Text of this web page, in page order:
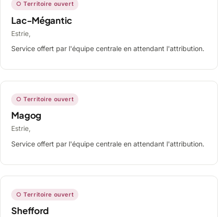
○ Territoire ouvert
Lac-Mégantic
Estrie,
Service offert par l'équipe centrale en attendant l'attribution.
○ Territoire ouvert
Magog
Estrie,
Service offert par l'équipe centrale en attendant l'attribution.
○ Territoire ouvert
Shefford